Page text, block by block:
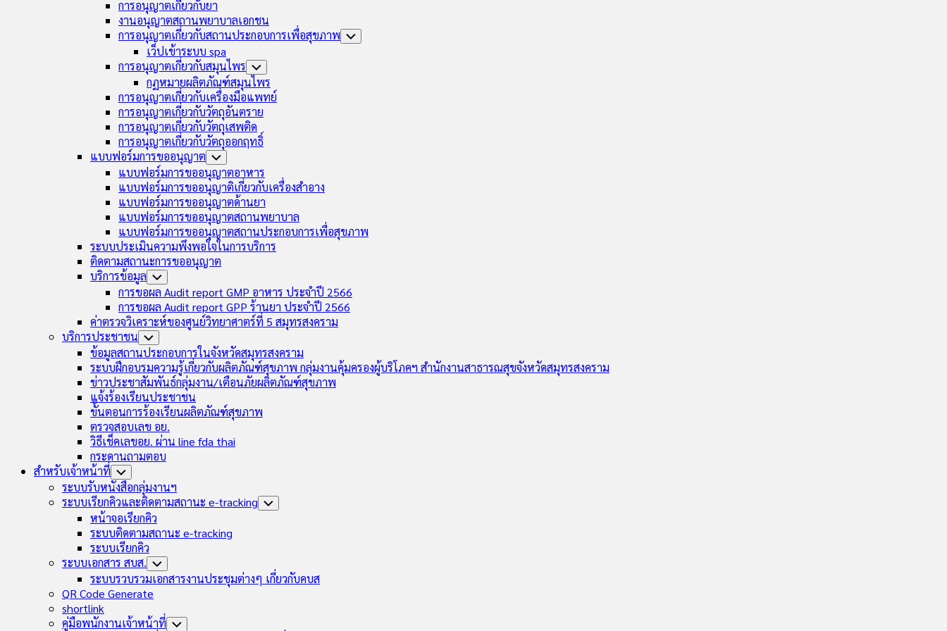
การอนุญาตเกี่ยวกับยา
งานอนุญาตสถานพยาบาลเอกชน
การอนุญาตเกี่ยวกับสถานประกอบการเพื่อสุขภาพ Toggle
เว็ปเข้าระบบ spa
การอนุญาตเกี่ยวกับสมุนไพร Toggle
Child
Menu
กฏหมายผลิตภัณฑ์สมุนไพร
การอนุญาตเกี่ยวกับเครื่องมือแพทย์
การอนุญาตเกี่ยวกับวัตถุอันตราย
การอนุญาตเกี่ยวกับวัตถุเสพติด
การอนุญาตเกี่ยวกับวัตถุออกฤทธิ์
แบบฟอร์มการขออนุญาต Toggle
Child
Menu
แบบฟอร์มการขออนุญาตอาหาร
แบบฟอร์มการขออนุญาติเกี่ยวกับเครื่องสำอาง
แบบฟอร์มการขออนุญาตด้านยา
แบบฟอร์มการขออนุญาตสถานพยาบาล
แบบฟอร์มการขออนุญาตสถานประกอบการเพื่อสุขภาพ
ระบบประเมินความพึงพอใจในการบริการ
ติดตามสถานะการขออนุญาต
บริการข้อมูล Toggle
Child
Menu
การขอผล Audit report GMP อาหาร ประจำปี 2566
การขอผล Audit report GPP ร้านยา ประจำปี 2566
ค่าตรวจวิเคราะห์ของศูนย์วิทยาศาตร์ที่ 5 สมุทรสงคราม
บริการประชาชน Toggle
Child
Menu
ข้อมูลสถานประกอบการในจังหวัดสมุทรสงคราม
ระบบฝึกอบรมความรู้เกี่ยวกับผลิตภัณฑ์สุขภาพ กลุ่มงานคุ้มครองผู้บริโภคฯ สำนักงานสาธารณสุขจังหวัดสมุทรสงคราม
ข่าวประชาสัมพันธ์กลุ่มงาน/เตือนภัยผลิตภัณฑ์สุขภาพ
แจ้งร้องเรียนประชาชน
ขั้นตอนการร้องเรียนผลิตภัณฑ์สุขภาพ
ตรวจสอบเลข อย.
วิธีเช็คเลขอย. ผ่าน line fda thai
กระดานถามตอบ
สำหรับเจ้าหน้าที่ Toggle
Child
Menu
ระบบรับหนังสือกลุ่มงานฯ
ระบบเรียกคิวและติดตามสถานะ e-tracking Toggle
หน้าจอเรียกคิว
ระบบติดตามสถานะ e-tracking
ระบบเรียกคิว
ระบบเอกสาร สบส. Toggle
Child
Menu
ระบบรวบรวมเอกสารงานประชุมต่างๆ เกี่ยวกับคบส
QR Code Generate
shortlink
คู่มือพนักงานเจ้าหน้าที่ Toggle